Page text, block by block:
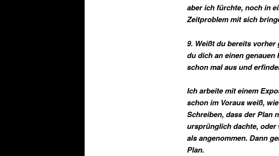
aber ich fürchte, noch in
Zeitproblem mit sich
9. Weißt du bereits
du dich an einen
schon mal aus und
Ich arbeite mit einem
schon im Voraus weiß,
Schreiben, dass der Plan
ursprünglich dachte,
als angenommen. Dann
Plan.